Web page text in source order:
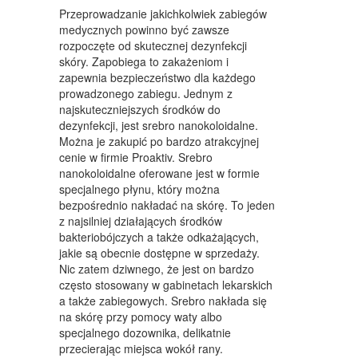
BIZNES ONLINE
BIŻUTERIA
DLA DZIECI
MEBLE
WYPOSAŻENIE WNĘTRZ
WYPOSAŻENIE ŁAZIENKI
ODZIEŻ
SPORT
ELEKTRONIKA, RTV, AGD
ART. DLA ZWIERZĄT
OGRÓD, ROŚLINY
CHEMIA
Przeprowadzanie jakichkolwiek zabiegów
medycznych powinno być zawsze
rozpoczęte od skutecznej dezynfekcji
skóry. Zapobiega to zakażeniom i
zapewnia bezpieczeństwo dla każdego
prowadzonego zabiegu. Jednym z
najskuteczniejszych środków do
dezynfekcji, jest srebro nanokoloidalne.
Można je zakupić po bardzo atrakcyjnej
cenie w firmie Proaktiv. Srebro
nanokoloidalne oferowane jest w formie
specjalnego płynu, który można
bezpośrednio nakładać na skórę. To jeden
z najsilniej działających środków
bakteriobójczych a także odkażających,
jakie są obecnie dostępne w sprzedaży.
Nic zatem dziwnego, że jest on bardzo
często stosowany w gabinetach lekarskich
a także zabiegowych. Srebro nakłada się
na skórę przy pomocy waty albo
specjalnego dozownika, delikatnie
przecierając miejsca wokół rany.